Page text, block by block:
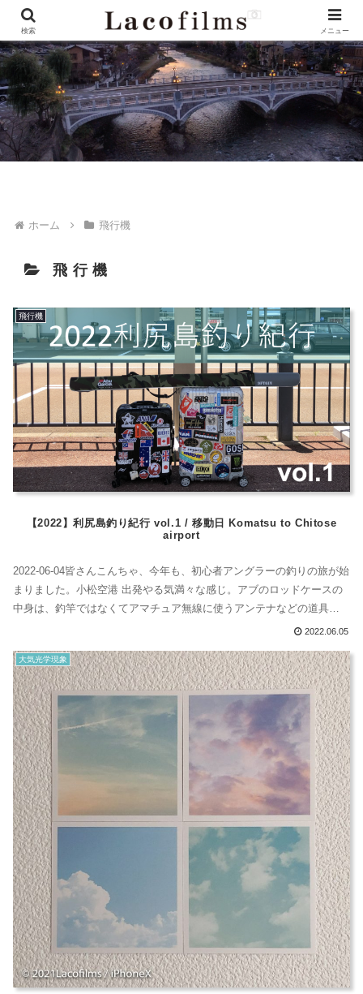
ホーム 飛行機
飛行機
飛行機
【2022】利尻島釣り紀行 vol.1 / 移動日 Komatsu to Chitose
airport
2022-06-04皆さんこんちゃ、今年も、初心者アングラーの釣りの旅が始
まりました。小松空港 出発やる気満々な感じ。アブのロッドケースの
中身は、釣竿ではなくてアマチュア無線に使うアンテナなどの道具が
詰まってる。まあ、釣竿には変わらない。JALさんのパネルだけど、利
ためJALに乗ったことないかも、ってくらいANAにしか乗ったことが
な...
2022.06.05
大気光学現象
検索 メニュー